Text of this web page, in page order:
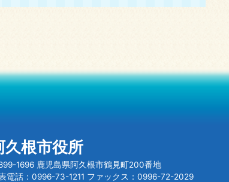
久根市役所
1696 鹿児島県阿久根市鶴見町200番地
電話：0996-73-1211 ファックス：0996-72-2029